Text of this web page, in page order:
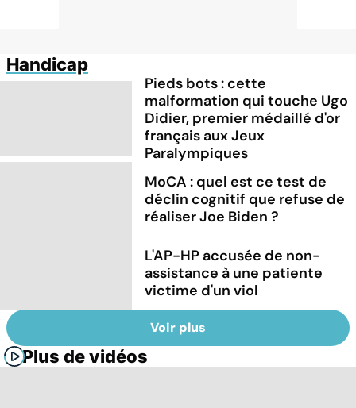
Handicap
Pieds bots : cette
malformation qui touche Ugo
Didier, premier médaillé d'or
français aux Jeux
Paralympiques
MoCA : quel est ce test de
déclin cognitif que refuse de
réaliser Joe Biden ?
L'AP-HP accusée de non-
assistance à une patiente
victime d'un viol
Voir plus
Plus de vidéos